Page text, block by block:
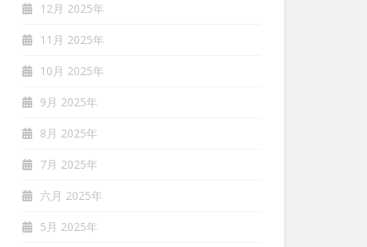
12月 2025年
11月 2025年
10月 2025年
9月 2025年
8月 2025年
7月 2025年
六月 2025年
5月 2025年